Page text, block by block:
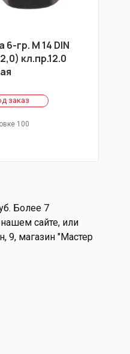
6-гр. М 14 DIN
кл.пр.12.0
заказ
100
Более 7
сайте, или
9, магазин "Мастер